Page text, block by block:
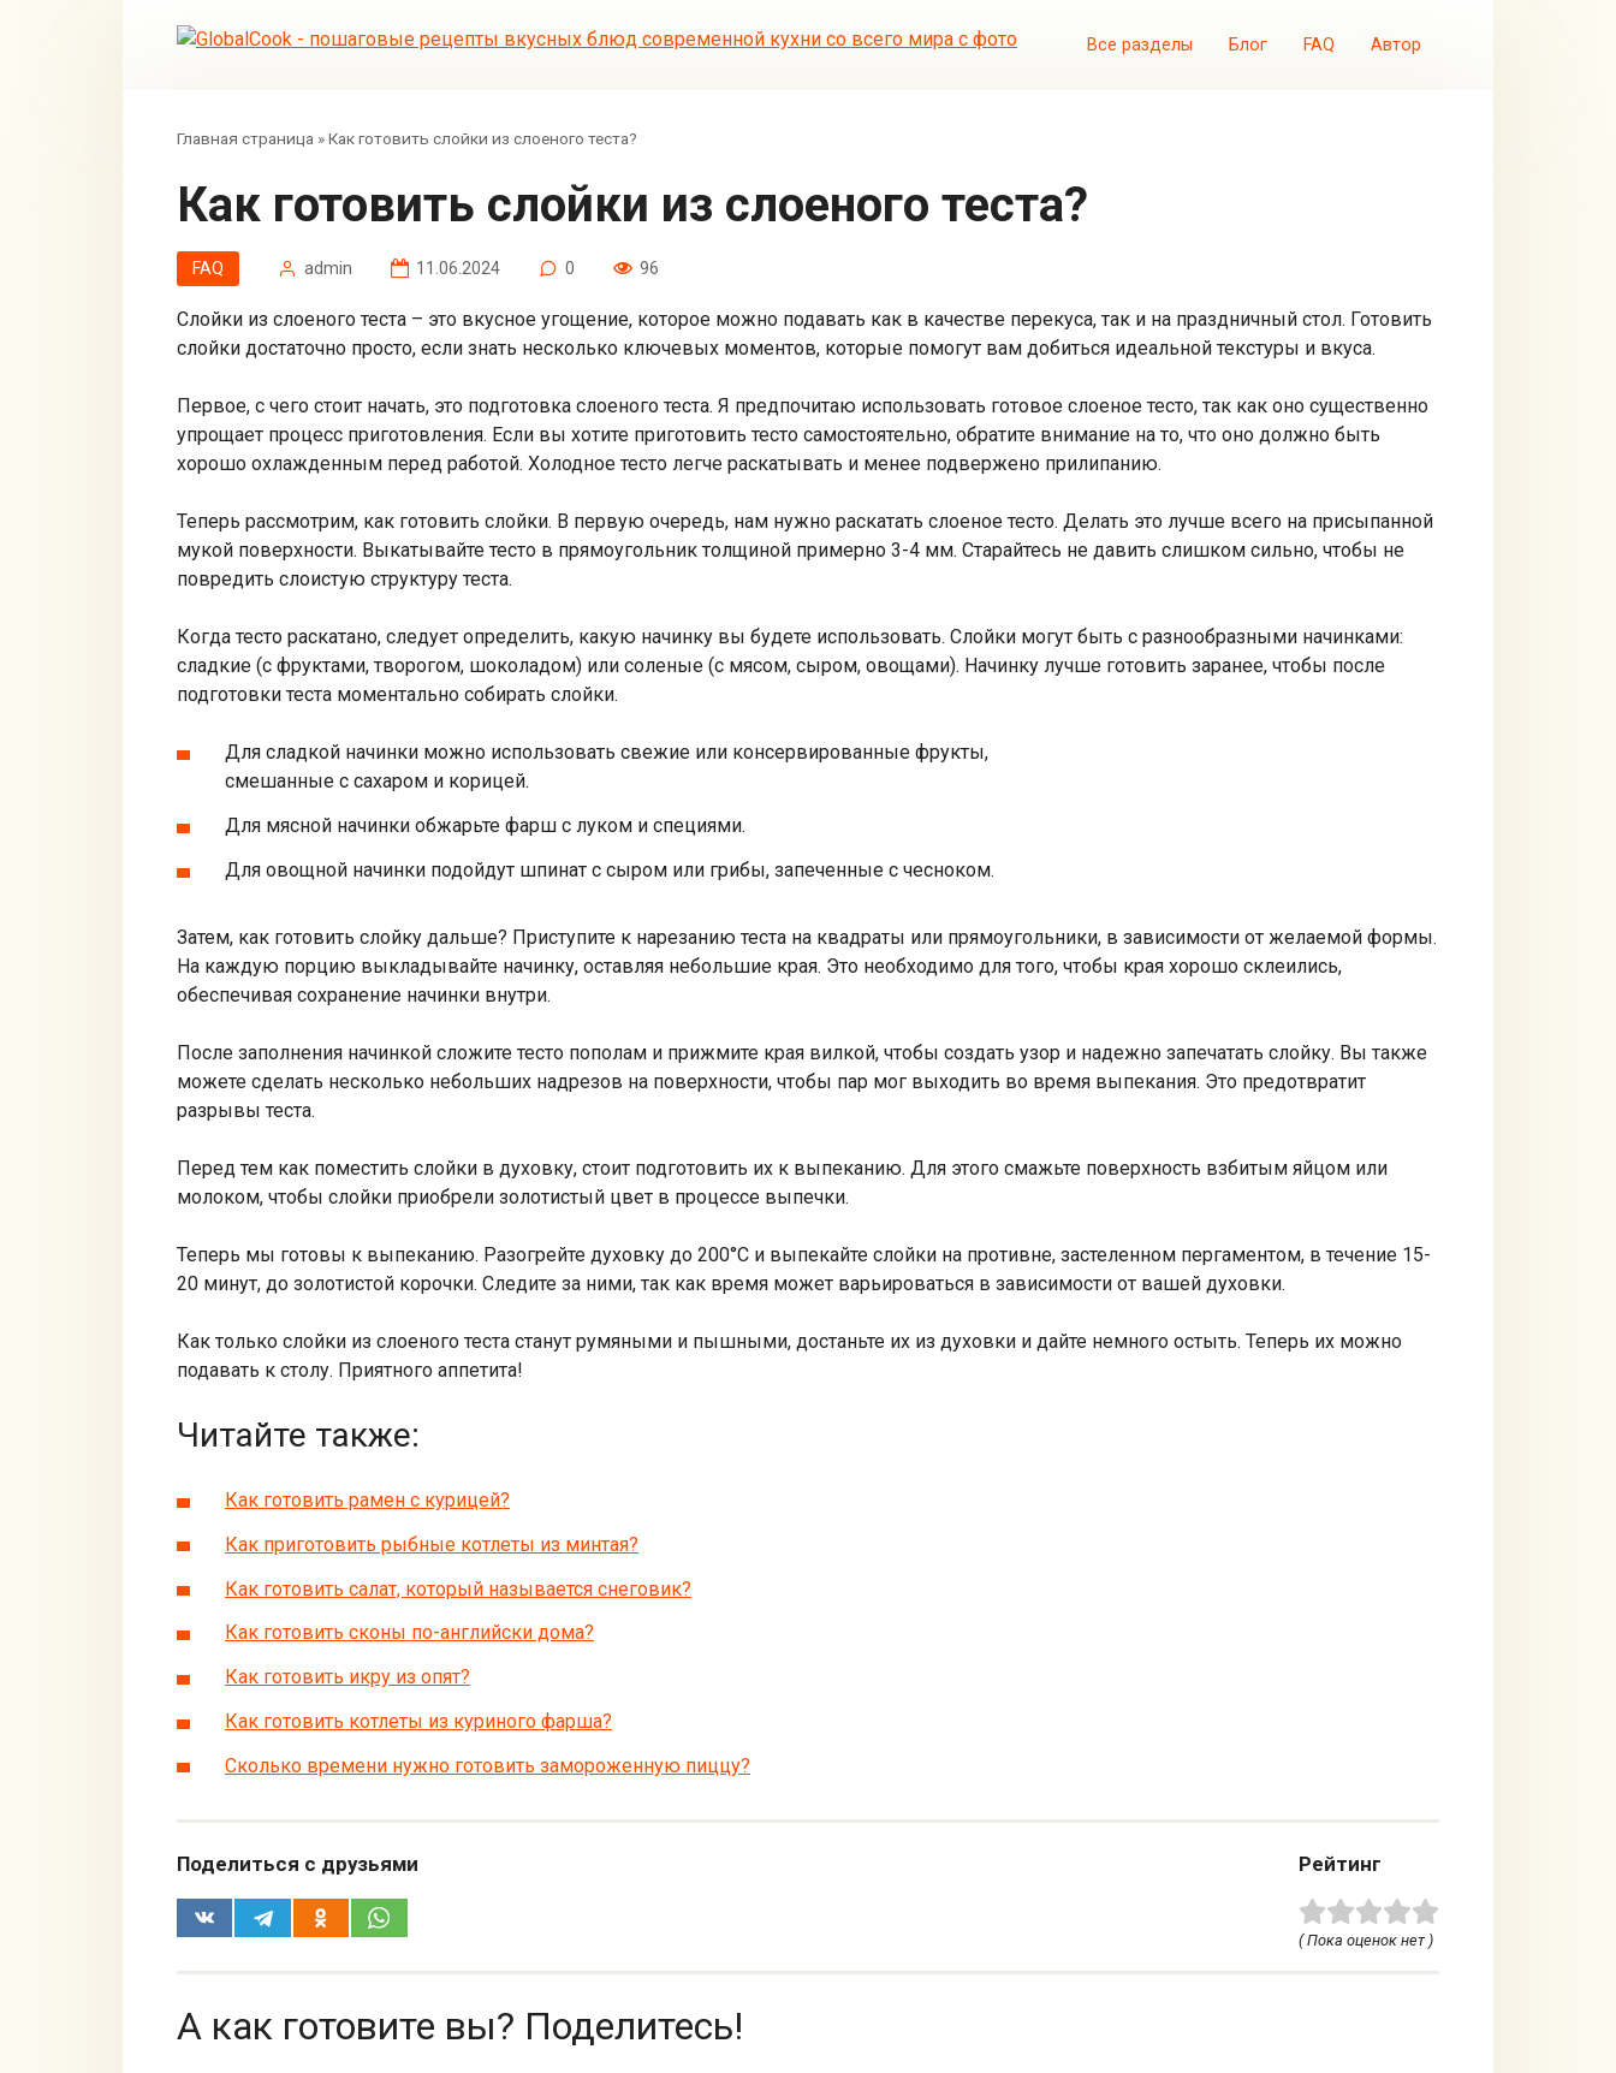
Все разделы Блог FAQ Автор
Главная страница »Как готовить слойки из слоеного теста?
Как готовить слойки из слоеного теста?
FAQ admin 11.06.2024 0 96
Слойки из слоеного теста – это вкусное угощение, которое можно подавать как в качестве перекуса, так и на праздничный стол. Готовить
слойки достаточно просто, если знать несколько ключевых моментов, которые помогут вам добиться идеальной текстуры и вкуса.
Первое, с чего стоит начать, это подготовка слоеного теста. Я предпочитаю использовать готовое слоеное тесто, так как оно существенно
упрощает процесс приготовления. Если вы хотите приготовить тесто самостоятельно, обратите внимание на то, что оно должно быть
хорошо охлажденным перед работой. Холодное тесто легче раскатывать и менее подвержено прилипанию.
Теперь рассмотрим, как готовить слойки. В первую очередь, нам нужно раскатать слоеное тесто. Делать это лучше всего на присыпанной
мукой поверхности. Выкатывайте тесто в прямоугольник толщиной примерно 3-4 мм. Старайтесь не давить слишком сильно, чтобы не
повредить слоистую структуру теста.
Когда тесто раскатано, следует определить, какую начинку вы будете использовать. Слойки могут быть с разнообразными начинками:
сладкие (с фруктами, творогом, шоколадом) или соленые (с мясом, сыром, овощами). Начинку лучше готовить заранее, чтобы после
подготовки теста моментально собирать слойки.
Для сладкой начинки можно использовать свежие или консервированные фрукты,
смешанные с сахаром и корицей.
Для мясной начинки обжарьте фарш с луком и специями.
Для овощной начинки подойдут шпинат с сыром или грибы, запеченные с чесноком.
Затем, как готовить слойку дальше? Приступите к нарезанию теста на квадраты или прямоугольники, в зависимости от желаемой формы.
На каждую порцию выкладывайте начинку, оставляя небольшие края. Это необходимо для того, чтобы края хорошо склеились,
обеспечивая сохранение начинки внутри.
После заполнения начинкой сложите тесто пополам и прижмите края вилкой, чтобы создать узор и надежно запечатать слойку. Вы также
можете сделать несколько небольших надрезов на поверхности, чтобы пар мог выходить во время выпекания. Это предотвратит
разрывы теста.
Перед тем как поместить слойки в духовку, стоит подготовить их к выпеканию. Для этого смажьте поверхность взбитым яйцом или
молоком, чтобы слойки приобрели золотистый цвет в процессе выпечки.
Теперь мы готовы к выпеканию. Разогрейте духовку до 200°С и выпекайте слойки на противне, застеленном пергаментом, в течение 15-
20 минут, до золотистой корочки. Следите за ними, так как время может варьироваться в зависимости от вашей духовки.
Как только слойки из слоеного теста станут румяными и пышными, достаньте их из духовки и дайте немного остыть. Теперь их можно
подавать к столу. Приятного аппетита!
Читайте также:
Как готовить рамен с курицей?
Как приготовить рыбные котлеты из минтая?
Как готовить салат, который называется снеговик?
Как готовить сконы по-английски дома?
Как готовить икру из опят?
Как готовить котлеты из куриного фарша?
Сколько времени нужно готовить замороженную пиццу?
Поделиться с друзьями Рейтинг
( Пока оценок нет )
А как готовите вы? Поделитесь!